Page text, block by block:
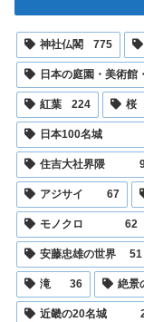
神社仏閣 775
日本の庭園・美術館
紅葉 224 桜
日本100名城
住吉大社界隈
アジサイ 67
モノクロ 62
安藤忠雄の世界 51
滝 36 絶景
近畿の20名城